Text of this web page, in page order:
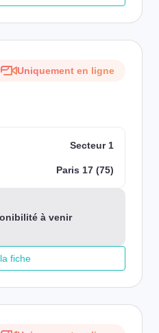
Uniquement en ligne
Secteur 1
Paris 17 (75)
à venir
fiche